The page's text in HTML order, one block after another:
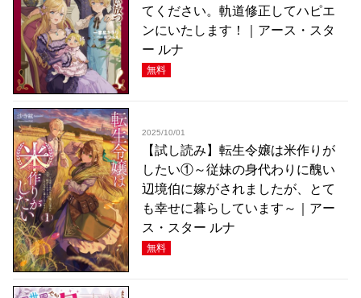
てください。軌道修正してハピエ
ンにいたします！｜アース・スタ
ー ルナ
無料
2025/10/01
【試し読み】転生令嬢は米作りが
したい①～従妹の身代わりに醜い
辺境伯に嫁がされましたが、とて
も幸せに暮らしています～｜アー
ス・スター ルナ
無料